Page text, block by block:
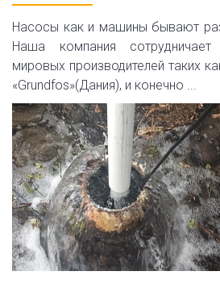
Насосы как и машины бывают
Наша компания сотрудничает
мировых производителей таких
«Grundfos»(Дания), и конечно ...